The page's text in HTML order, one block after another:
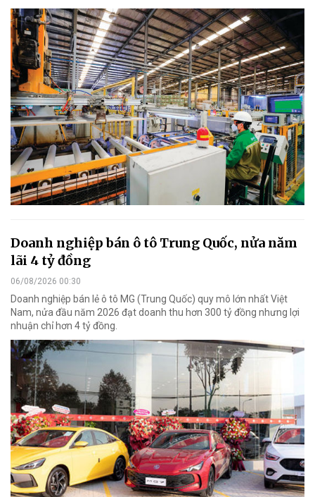
Doanh nghiệp bán ô tô Trung Quốc, nửa năm
lãi 4 tỷ đồng
06/08/2026 00:30
Doanh nghiệp bán lẻ ô tô MG (Trung Quốc) quy mô lớn nhất Việt
Nam, nửa đầu năm 2026 đạt doanh thu hơn 300 tỷ đồng nhưng lợi
nhuận chỉ hơn 4 tỷ đồng.